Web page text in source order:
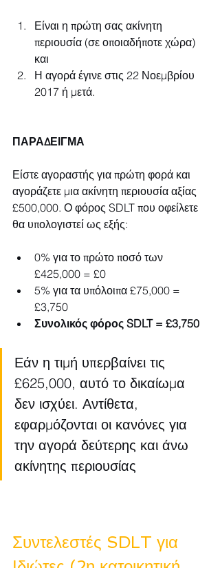
Είναι η πρώτη σας ακίνητη
περιουσία (σε οποιαδήποτε χώρα)
και
Η αγορά έγινε στις 22 Νοεμβρίου
2017 ή μετά.
ΠΑΡΑΔΕΙΓΜΑ
Είστε αγοραστής για πρώτη φορά και
αγοράζετε μια ακίνητη περιουσία αξίας
£500,000. Ο φόρος SDLT που οφείλετε
θα υπολογιστεί ως εξής:
0% για το πρώτο ποσό των
£425,000 = £0
5% για τα υπόλοιπα £75,000 =
£3,750
Συνολικός φόρος SDLT = £3,750
Εάν η τιμή υπερβαίνει τις
£625,000, αυτό το δικαίωμα
δεν ισχύει. Αντίθετα,
εφαρμόζονται οι κανόνες για
την αγορά δεύτερης και άνω
ακίνητης περιουσίας
Συντελεστές SDLT για